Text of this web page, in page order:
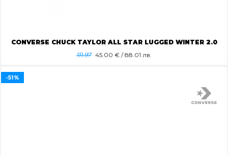
CONVERSE CHUCK TAYLOR ALL STAR LUGGED WINTER 2.0
111.97 45.00 € / 88.01 лв.
-51%